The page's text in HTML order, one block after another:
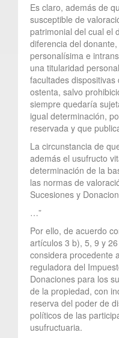
Es claro, además de
susceptible de
patrimonial del cual el
diferencia del
personalísima e
una titularidad
facultades
ostenta, salvo
siempre quedaría
igual determinación,
reservada y que
La circunstancia de
además el usufructo
determinación de la
las normas de
Sucesiones y
…”
Por ello, de acuerdo
artículos 3 b), 5, 9 y
considera procedente
reguladora del
Donaciones para los
de la propiedad, con
reserva del poder de
políticos de las
usufructuaria.